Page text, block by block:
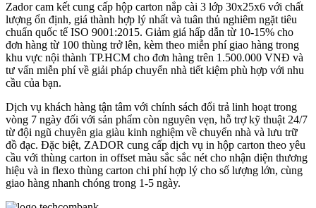
Zador cam kết cung cấp hộp carton nắp cài 3 lớp 30x25x6 với chất
lượng ổn định, giá thành hợp lý nhất và tuân thủ nghiêm ngặt tiêu
chuẩn quốc tế ISO 9001:2015. Giảm giá hấp dẫn từ 10-15% cho
đơn hàng từ 100 thùng trở lên, kèm theo miễn phí giao hàng trong
khu vực nội thành TP.HCM cho đơn hàng trên 1.500.000 VNĐ và
tư vấn miễn phí về giải pháp chuyển nhà tiết kiệm phù hợp với nhu
cầu của bạn.
Dịch vụ khách hàng tận tâm với chính sách đổi trả linh hoạt trong
vòng 7 ngày đối với sản phẩm còn nguyên vẹn, hỗ trợ kỹ thuật 24/7
từ đội ngũ chuyên gia giàu kinh nghiệm về chuyển nhà và lưu trữ
đồ đạc. Đặc biệt, ZADOR cung cấp dịch vụ in hộp carton theo yêu
cầu với thùng carton in offset màu sắc sắc nét cho nhận diện thương
hiệu và in flexo thùng carton chi phí hợp lý cho số lượng lớn, cùng
giao hàng nhanh chóng trong 1-5 ngày.